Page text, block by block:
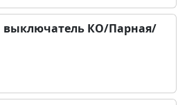
КО/Парная/